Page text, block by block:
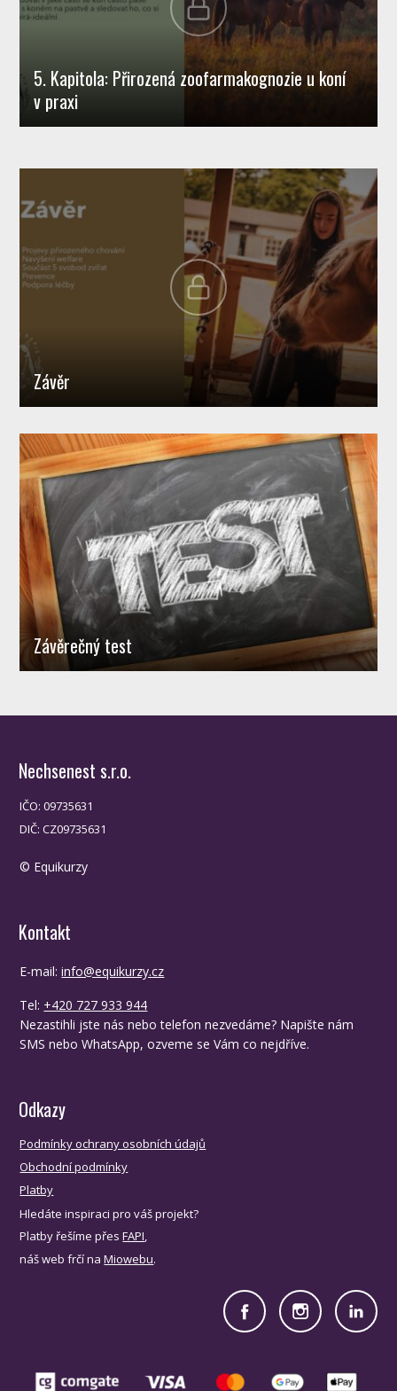
5. Kapitola: Přirozená zoofarmakognozie u koní
v praxi
Závěr
Závěrečný test
Nechsenest s.r.o.
IČO: 09735631
DIČ: CZ09735631
© Equikurzy
Kontakt
E-mail:info@equikurzy.cz
Tel: +420 727 933 944
Nezastihli jste nás nebo telefon nezvedáme? Napište nám
SMS nebo WhatsApp, ozveme se Vám co nejdříve.
Odkazy
Podmínky ochrany osobních údajů
Obchodní podmínky
Platby
Hledáte inspiraci pro váš projekt?
Platby řešíme přesFAPI,
náš web frčí naMiowebu.